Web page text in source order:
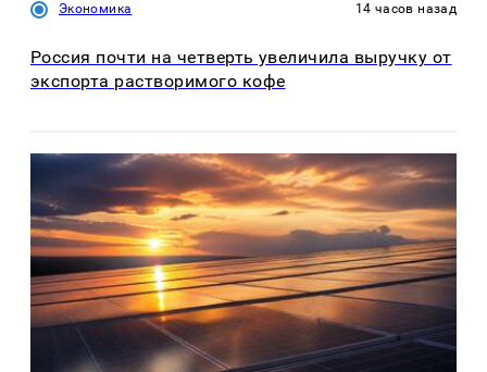
Экономика 14 часов назад
Россия почти на четверть увеличила выручку от
экспорта растворимого кофе